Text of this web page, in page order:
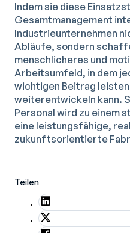
Indem sie diese
Gesamtmanagement
Industrieunternehmen
Abläufe, sondern
menschlicheres und
Arbeitsumfeld, in dem
wichtigen Beitrag
weiterentwickeln kann.
Personal wird zu einem
eine leistungsfähige,
zukunftsorientierte
Teilen